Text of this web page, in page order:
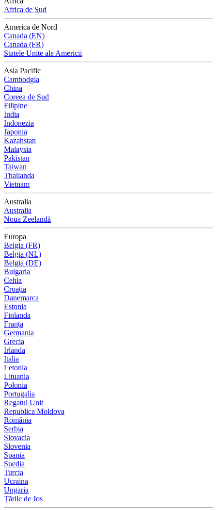
Africa de Sud
America de Nord
Canada (EN)
Canada (FR)
Statele Unite ale Americii
Asia Pacific
Cambodgia
China
Coreea de Sud
Filipine
India
Indonezia
Japonia
Kazahstan
Malaysia
Pakistan
Taiwan
Thailanda
Vietnam
Australia
Australia
Noua Zeelandă
Europa
Belgia (FR)
Belgia (NL)
Belgia (DE)
Bulgaria
Cehia
Croația
Danemarca
Estonia
Finlanda
Franța
Germania
Grecia
Irlanda
Italia
Letonia
Lituania
Polonia
Portugalia
Regatul Unit
Republica Moldova
România
Serbia
Slovacia
Slovenia
Spania
Suedia
Turcia
Ucraina
Ungaria
Țările de Jos